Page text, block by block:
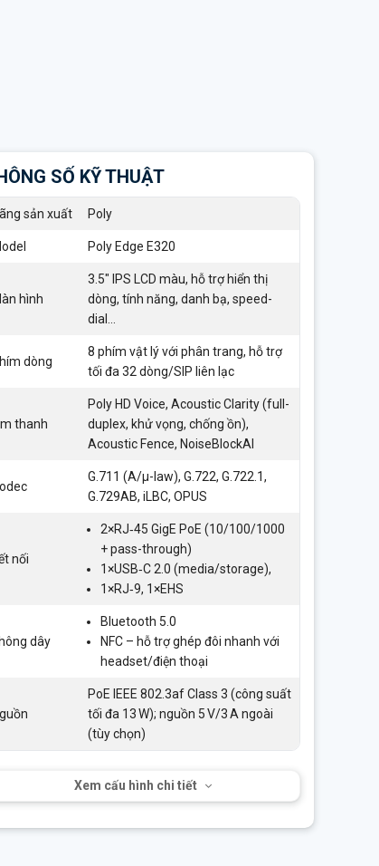
SỐ KỸ THUẬT
sản xuất Poly
Poly Edge E320
hình
3.5″ IPS LCD màu, hỗ trợ hiển thị
dòng, tính năng, danh bạ, speed-
dial…
dòng
8 phím vật lý với phân trang, hỗ trợ
tối đa 32 dòng/SIP liên lạc
thanh
Poly HD Voice, Acoustic Clarity (full-
duplex, khử vọng, chống ồn),
Acoustic Fence, NoiseBlockAI
G.711 (A/μ-law), G.722, G.722.1,
G.729AB, iLBC, OPUS
nối
2×RJ‑45 GigE PoE (10/100/1000
+ pass-through)
1×USB‑C 2.0 (media/storage),
1×RJ‑9, 1×EHS
dây
Bluetooth 5.0
NFC – hỗ trợ ghép đôi nhanh với
headset/điện thoại
PoE IEEE 802.3af Class 3 (công suất
tối đa 13 W); nguồn 5 V/3 A ngoài
(tùy chọn)
Xem cấu hình chi tiết